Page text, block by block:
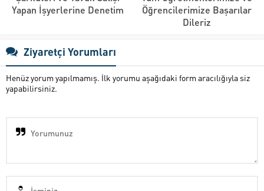
Yapan İşyerlerine Denetim
Öğrencilerimize Başarılar
Dileriz
Ziyaretçi Yorumları
Henüz yorum yapılmamış. İlk yorumu aşağıdaki form aracılığıyla siz
yapabilirsiniz.